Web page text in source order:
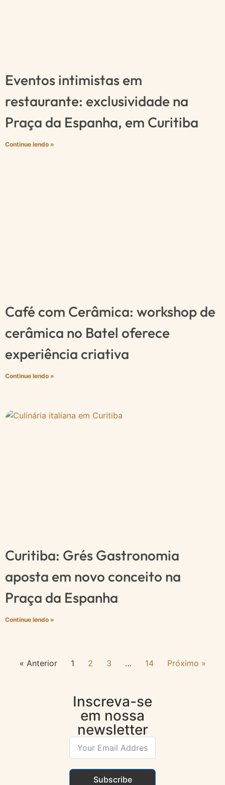
Eventos intimistas em
restaurante: exclusividade na
Praça da Espanha, em Curitiba
Continue lendo »
Café com Cerâmica: workshop de
cerâmica no Batel oferece
experiência criativa
Continue lendo »
Curitiba: Grés Gastronomia
aposta em novo conceito na
Praça da Espanha
Continue lendo »
« Anterior 1 2 3 … 14 Próximo »
Inscreva-se
em nossa
newsletter
Subscribe